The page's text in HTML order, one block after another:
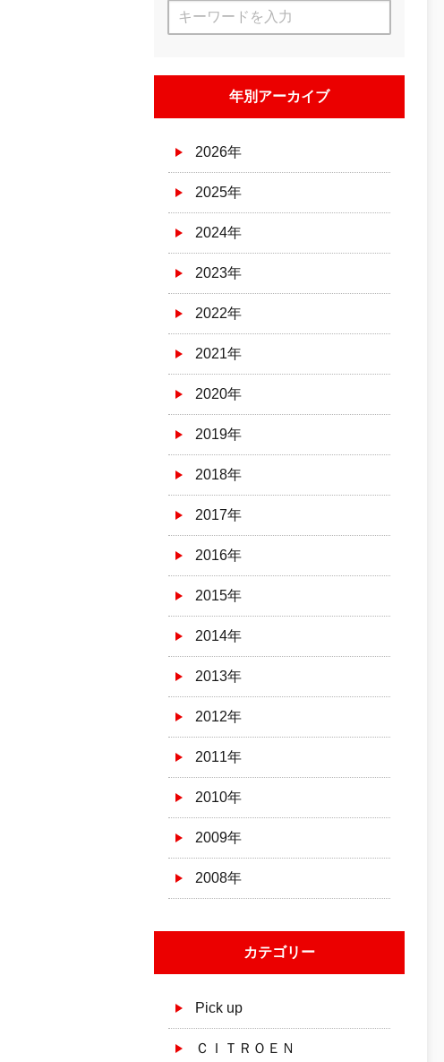
年別アーカイブ
2026年
2025年
2024年
2023年
2022年
2021年
2020年
2019年
2018年
2017年
2016年
2015年
2014年
2013年
2012年
2011年
2010年
2009年
2008年
カテゴリー
Pick up
ＣＩＴＲＯＥＮ